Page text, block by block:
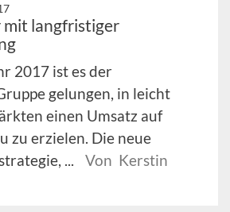
mit langfristiger
2017 ist es der
gelungen, in leicht
einen Umsatz auf
zu erzielen. Die neue
...
Von Kerstin